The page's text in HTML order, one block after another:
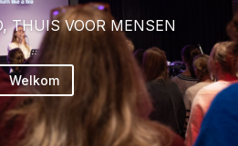
THUIS VOOR MENSEN
Welkom